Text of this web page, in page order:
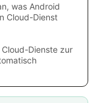
was Android
Cloud-Dienst
Dienste zur